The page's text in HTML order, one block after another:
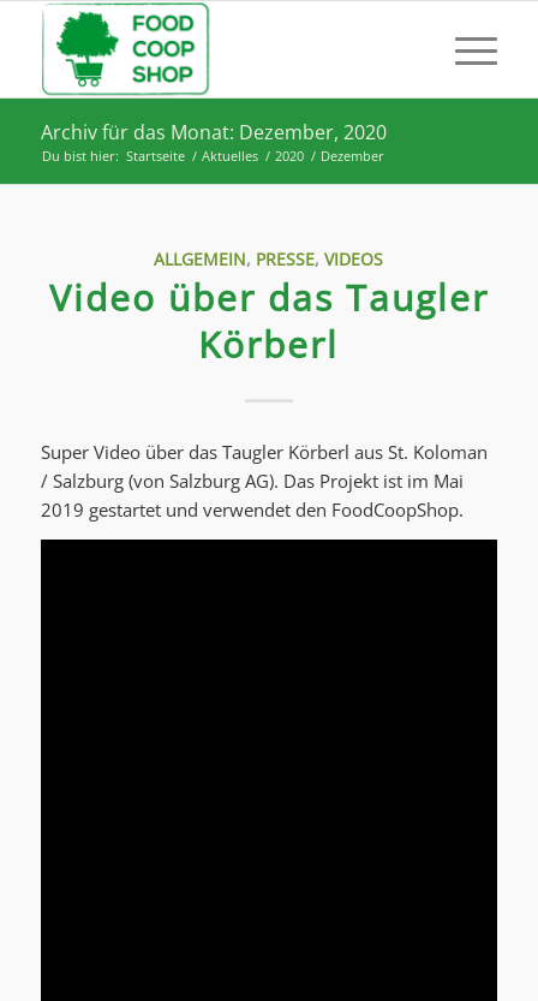
Archiv für das Monat: Dezember, 2020
Du bist hier: Startseite / Aktuelles / 2020 / Dezember
ALLGEMEIN, PRESSE,VIDEOS
Video über das Taugler
Körberl
Super Video über das Taugler Körberl aus St. Koloman
/ Salzburg (von Salzburg AG). Das Projekt ist im Mai
2019 gestartet und verwendet den FoodCoopShop.